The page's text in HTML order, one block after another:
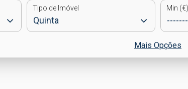
Tipo de Imóvel Min (€)
Mais Opções